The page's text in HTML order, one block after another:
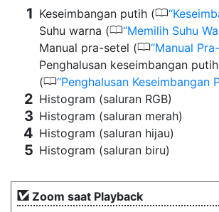
Keseimbangan putih (0
Suhu warna (0 Memilih Suhu
Manual pra-setel (0 Manual
Penghalusan keseimbangan putih
(0 Penghalusan Keseimbangan
Histogram (saluran RGB)
Histogram (saluran merah)
Histogram (saluran hijau)
Histogram (saluran biru)
Zoom saat Playback